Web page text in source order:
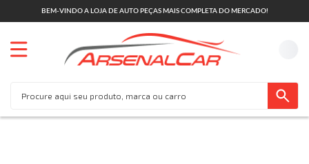
BEM-VINDO A LOJA DE AUTO PEÇAS MAIS COMPLETA DO MERCADO!